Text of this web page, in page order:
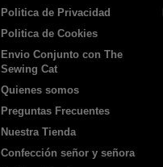
Politica de Privacidad
Politica de Cookies
Envio Conjunto con The
Sewing Cat
Quienes somos
Preguntas Frecuentes
Nuestra Tienda
Confección señor y señora